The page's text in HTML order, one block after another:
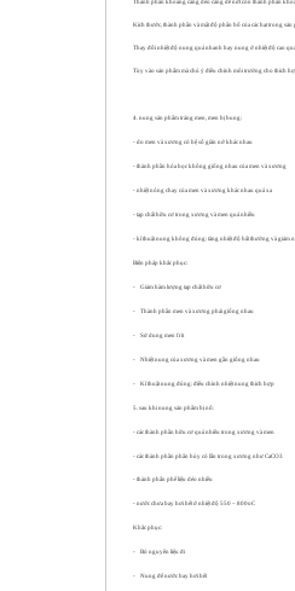
Kích thước, thành phần và mật độ phân bố của các hạt trong
Thay đổi nhiệt độ nung quá nhanh hay nung ở nhiệt độ cao
Tùy vào sản phẩm mà chú ý điều chỉnh môi trường cho thích
4. nung sản phẩm tráng men, men bị bung:
- do men và xương có hệ số giãn nở khác nhau
- thành phần hóa học không giống nhau của men và xương
- nhiệt nóng chay của men và xương khác nhau quá xa
- tạp chất hữu cơ trong xương và men quá nhiều
- kĩ thuật nung không đúng: tăng nhiệt độ bất thường và giảm
Biện pháp khắc phục:
- Giảm hàm lượng tạp chất hữu cơ
- Thành phần men và xương phải giống nhau
- Sử dung men frit
- Nhiệt nung của xương và men gần giống nhau
- Kĩ thuật nung đúng: điều chỉnh nhiệt nung thích hợp
5. sau khi nung sản phẩm bị nổ:
- các thành phần hữu cơ quá nhiều trong xương và men
- các thành phần phân hủy có lẫn trong xương như CaCO3
- thành phẩn phế liệu dẻo nhiều
- nước chưa bay hơi hết ở nhiệt độ 550 – 800oC
Khắc phục:
- Bỏ nguyên liệu đi
- Nung để nước bay hơi hết